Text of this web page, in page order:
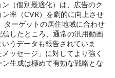
（個別最適化）は、広告のク
率（CVR）を劇的に向上させ
ターゲットの居住地域に合わせ
したところ、通常の汎用動画
うデータも報告されていま
ッセージ」に対してより強く
生成は極めて有効な戦略とな